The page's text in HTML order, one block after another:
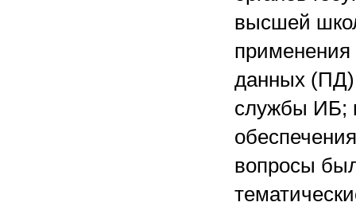
высшей
применения
данных
службы ИБ;
вопросы